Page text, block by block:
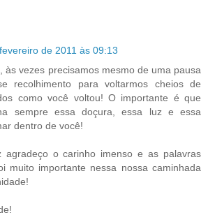
de 2011 às 09:13
às vezes precisamos mesmo de uma pausa
recolhimento para voltarmos cheios de
como você voltou! O importante é que
sempre essa doçura, essa luz e essa
dentro de você!
agradeço o carinho imenso e as palavras
muito importante nessa nossa caminhada